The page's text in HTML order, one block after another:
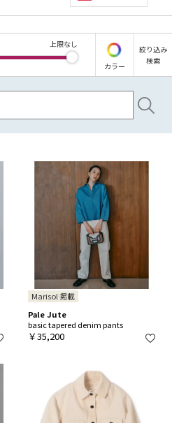
上限なし
カラー
絞り込み
検索
Marisol 掲載
Pale Jute
basic tapered denim pants
￥35,200